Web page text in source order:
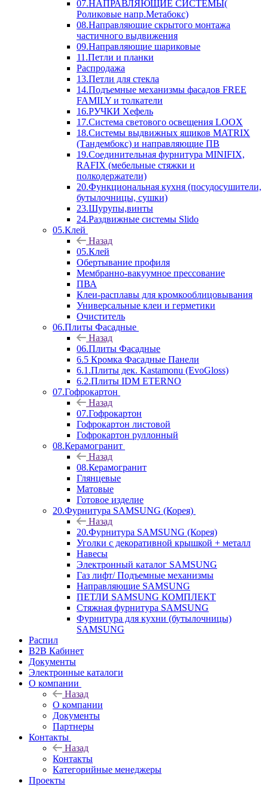
07.НАПРАВЛЯЮЩИЕ СИСТЕМЫ(
Роликовые напр.Метабокс)
08.Направляющие скрытого монтажа
частичного выдвижения
09.Направляющие шариковые
11.Петли и планки
Распродажа
13.Петли для стекла
14.Подъемные механизмы фасадов FREE
FAMILY и толкатели
16.РУЧКИ Хефель
17.Система светового освещения LOOX
18.Системы выдвижных ящиков MATRIX
(Тандембокс) и направляющие ПВ
19.Соединительная фурнитура MINIFIX,
RAFIX (мебельные стяжки и
полкодержатели)
20.Функциональная кухня (посудосушители,
бутылочницы, сушки)
23.Шурупы,винты
24.Раздвижные системы Slido
05.Клей
Назад
05.Клей
Обертывание профиля
Мембранно-вакуумное прессование
ПВА
Клеи-расплавы для кромкооблицовывания
Универсальные клеи и герметики
Очиститель
06.Плиты Фасадные
Назад
06.Плиты Фасадные
6.5 Кромка Фасадные Панели
6.1.Плиты дек. Kastamonu (EvoGloss)
6.2.Плиты IDM ETERNO
07.Гофрокартон
Назад
07.Гофрокартон
Гофрокартон листовой
Гофрокартон руллонный
08.Керамогранит
Назад
08.Керамогранит
Глянцевые
Матовые
Готовое изделие
20.Фурнитура SAMSUNG (Корея)
Назад
20.Фурнитура SAMSUNG (Корея)
Уголки с декоративной крышкой + металл
Навесы
Электронный каталог SAMSUNG
Газ лифт/ Подъемные механизмы
Направляющие SAMSUNG
ПЕТЛИ SAMSUNG КОМПЛЕКТ
Стяжная фурнитура SAMSUNG
Фурнитура для кухни (бутылочницы)
SAMSUNG
Распил
B2B Кабинет
Документы
Электронные каталоги
О компании
Назад
О компании
Документы
Партнеры
Контакты
Назад
Контакты
Категорийные менеджеры
Проекты